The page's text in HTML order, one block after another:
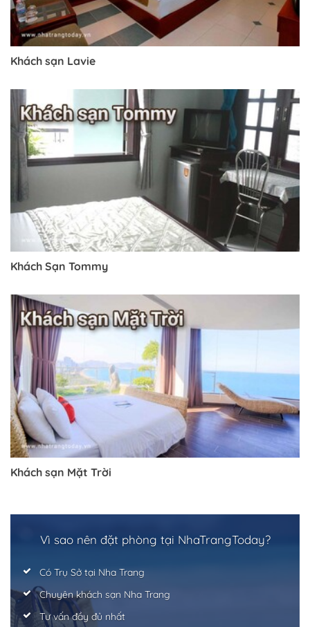
Trở về trang trước đó
Khách sạn Lavie
Khách Sạn Tommy
Khách sạn Mặt Trời
Vì sao nên đặt phòng tại NhaTrangToday?
Có Trụ Sở tại Nha Trang
Chuyên khách sạn Nha Trang
Tư vấn đầy đủ nhất